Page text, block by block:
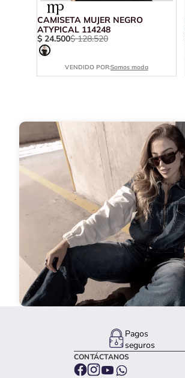
CAMISETA MUJER NEGRO
ATYPICAL 114248
$ 24.500$ 128.520
VENDIDO POR:Somos moda
Pagos
seguros
CONTÁCTANOS